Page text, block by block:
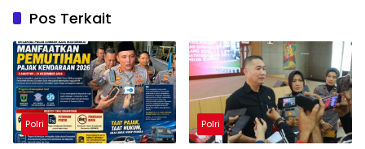
Pos Terkait
Polri Polri